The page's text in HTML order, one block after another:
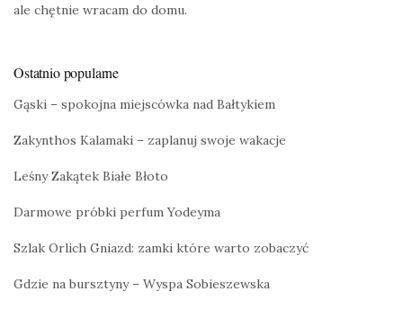
ale chętnie wracam do domu.
Ostatnio popularne
Gąski – spokojna miejscówka nad Bałtykiem
Zakynthos Kalamaki – zaplanuj swoje wakacje
Leśny Zakątek Białe Błoto
Darmowe próbki perfum Yodeyma
Szlak Orlich Gniazd: zamki które warto zobaczyć
Gdzie na bursztyny – Wyspa Sobieszewska